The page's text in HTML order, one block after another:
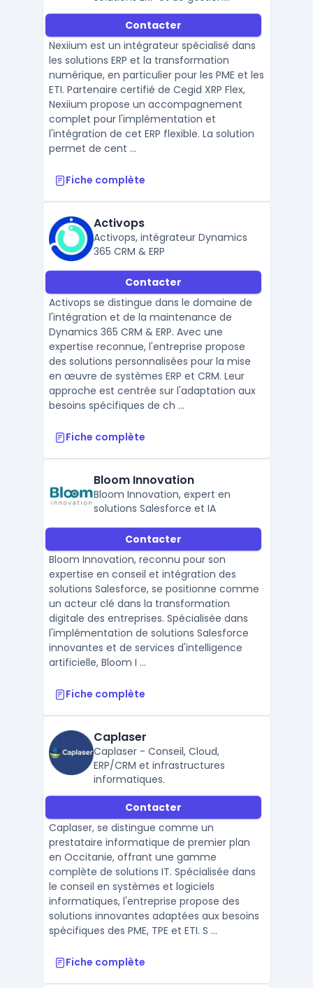
documentaire pour PME et ETI.
Contacter
Nexiium est un intégrateur spécialisé dans
les solutions ERP et la transformation
numérique, en particulier pour les PME et les
ETI. Partenaire certifié de Cegid XRP Flex,
Nexiium propose un accompagnement
complet pour l'implémentation et
l'intégration de cet ERP flexible. La solution
permet de cent ...
Fiche complète
Activops
Activops, intégrateur Dynamics
365 CRM & ERP
Contacter
Activops se distingue dans le domaine de
l'intégration et de la maintenance de
Dynamics 365 CRM & ERP. Avec une
expertise reconnue, l'entreprise propose
des solutions personnalisées pour la mise
en œuvre de systèmes ERP et CRM. Leur
approche est centrée sur l'adaptation aux
besoins spécifiques de ch ...
Fiche complète
Bloom Innovation
Bloom Innovation, expert en
solutions Salesforce et IA
Contacter
Bloom Innovation, reconnu pour son
expertise en conseil et intégration des
solutions Salesforce, se positionne comme
un acteur clé dans la transformation
digitale des entreprises. Spécialisée dans
l'implémentation de solutions Salesforce
innovantes et de services d'intelligence
artificielle, Bloom I ...
Fiche complète
Caplaser
Caplaser - Conseil, Cloud,
ERP/CRM et infrastructures
informatiques.
Contacter
Caplaser, se distingue comme un
prestataire informatique de premier plan
en Occitanie, offrant une gamme
complète de solutions IT. Spécialisée dans
le conseil en systèmes et logiciels
informatiques, l'entreprise propose des
solutions innovantes adaptées aux besoins
spécifiques des PME, TPE et ETI. S ...
Fiche complète